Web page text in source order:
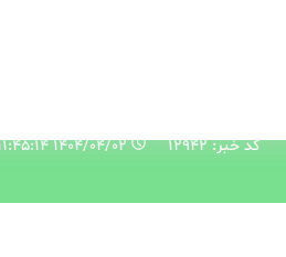
کد خبر: 12942 ۱۴۰۴/۰۴/۰۲ ۱۱:۴۵:۱۴